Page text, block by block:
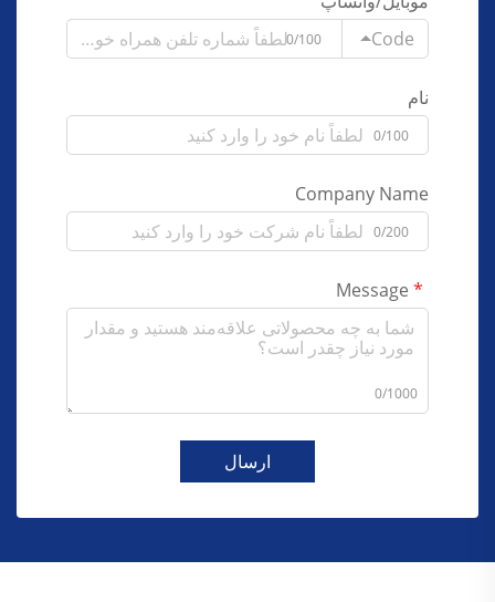
Code
0/100
نام
0/100
Company Name
0/200
0/1000
ارسال